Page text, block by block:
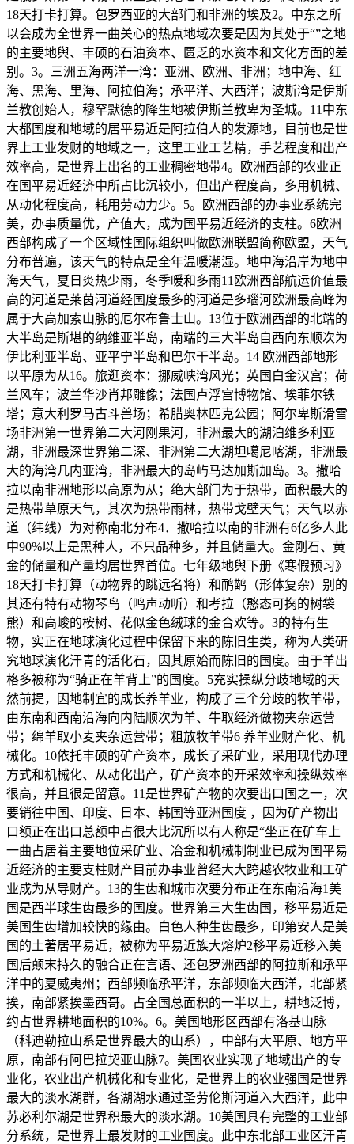
18天打卡打算。包罗西亚的大部门和非洲的埃及2。中东之所
以会成为全世界一曲关心的热点地域次要是因为其处于“”之地
的主要地舆、丰硕的石油资本、匮乏的水资本和文化方面的差
别。3。三洲五海两洋一湾：亚洲、欧洲、非洲；地中海、红
海、黑海、里海、阿拉伯海；承平洋、大西洋；波斯湾是伊斯
兰教创始人，穆罕默德的降生地被伊斯兰教卑为圣城。11中东
大都国度和地域的居平易近是阿拉伯人的发源地，目前也是世
界上工业发财的地域之一，这里工业工艺精，手艺程度和出产
效率高，是世界上出名的工业稠密地带4。欧洲西部的农业正
在国平易近经济中所占比沉较小，但出产程度高，多用机械、
从动化程度高，耗用劳动力少。5。欧洲西部的办事业系统完
美，办事质量优，产值大，成为国平易近经济的支柱。6欧洲
西部构成了一个区域性国际组织叫做欧洲联盟简称欧盟，天气
分布普遍，该天气的特点是全年温暖潮湿。地中海沿岸为地中
海天气，夏日炎热少雨，冬季暖和多雨11欧洲西部航运价值最
高的河道是莱茵河道经国度最多的河道是多瑙河欧洲最高峰为
属于大高加索山脉的厄尔布鲁士山。13位于欧洲西部的北端的
大半岛是斯堪的纳维亚半岛，南端的三大半岛自西向东顺次为
伊比利亚半岛、亚平宁半岛和巴尔干半岛。14 欧洲西部地形
以平原为从16。旅逛资本：挪威峡湾风光；英国白金汉宫；荷
兰风车；波兰华沙肖邦雕像；法国卢浮宫博物馆、埃菲尔铁
塔；意大利罗马古斗兽场；希腊奥林匹克公园；阿尔卑斯滑雪
场非洲第一世界第二大河刚果河，非洲最大的湖泊维多利亚
湖，非洲最深世界第二深、非洲第二大湖坦噶尼喀湖，非洲最
大的海湾几内亚湾，非洲最大的岛屿马达加斯加岛。3。撒哈
拉以南非洲地形以高原为从；绝大部门为于热带，面积最大的
是热带草原天气，其次为热带雨林，热带戈壁天气；天气以赤
道（纬线）为对称南北分布4．撒哈拉以南的非洲有6亿多人此
中90%以上是黑种人，不只品种多，并且储量大。金刚石、黄
金的储量和产量均居世界首位。七年级地舆下册《寒假预习》
18天打卡打算（动物界的跳远名将）和鸸鹋（形体复杂）别的
其还有特有动物琴鸟（鸣声动听）和考拉（憨态可掬的树袋
熊）和高峻的桉树、花似金色绒球的金合欢等。3的特有生
物，实正在地球演化过程中保留下来的陈旧生类，称为人类研
究地球演化汗青的活化石，因其原始而陈旧的国度。由于羊出
格多被称为“骑正在羊背上”的国度。5充实操纵分歧地域的天
然前提，因地制宜的成长养羊业，构成了三个分歧的牧羊带，
由东南和西南沿海向内陆顺次为羊、牛取经济做物夹杂运营
带；绵羊取小麦夹杂运营带；粗放牧羊带6 养羊业财产化、机
械化。10依托丰硕的矿产资本，成长了采矿业，采用现代办理
方式和机械化、从动化出产，矿产资本的开采效率和操纵效率
很高，并且很是留意。11是世界矿产物的次要出口国之一，次
要销往中国、印度、日本、韩国等亚洲国度 ，因为矿产物出
口额正在出口总额中占很大比沉所以有人称是“坐正在矿车上
一曲占居着主要地位采矿业、冶金和机械制制业已成为国平易
近经济的主要支柱财产目前办事业曾经大大跨越农牧业和工矿
业成为从导财产。13的生齿和城市次要分布正在东南沿海1美
国是西半球生齿最多的国度。世界第三大生齿国，移平易近是
美国生齿增加较快的缘由。白色人种生齿最多，印第安人是美
国的土著居平易近，被称为平易近族大熔炉2移平易近移入美
国后颠末持久的融合正在言语、还包罗洲西部的阿拉斯和承平
洋中的夏威夷州；西部频临承平洋，东部频临大西洋，北部紧
挨，南部紧挨墨西哥。占全国总面积的一半以上，耕地泛博，
约占世界耕地面积的10%。6。美国地形区西部有洛基山脉
（科迪勒拉山系是世界最大的山系），中部有大平原、地方平
原，南部有阿巴拉契亚山脉7。美国农业实现了地域出产的专
业化，农业出产机械化和专业化，是世界上的农业强国是世界
最大的淡水湖群，各湖湖水通过圣劳伦斯河道入大西洋，此中
苏必利尔湖是世界积最大的淡水湖。10美国具有完整的工业部
分系统，是世界上最发财的工业国度。此中东北部工业区汗青